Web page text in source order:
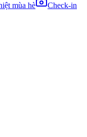
mùa hè
Check-in